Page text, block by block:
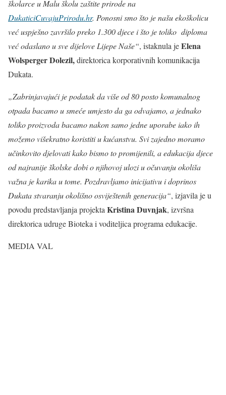
školarce u Malu školu zaštite prirode na
DukaticiCuvajuPrirodu.hr. Ponosni smo što je našu ekoškolicu
već uspješno završilo preko 1.300 djece i što je toliko diploma
već odaslano u sve dijelove Lijepe Naše“, istaknula jeElena
Wolsperger Dolezil,direktorica korporativnih komunikacija
Dukata.
„Zabrinjavajući je podatak da više od 80 posto komunalnog
otpada bacamo u smeće umjesto da ga odvajamo, a jednako
toliko proizvoda bacamo nakon samo jedne uporabe iako ih
možemo višekratno koristiti u kućanstvu. Svi zajedno moramo
učinkovito djelovati kako bismo to promijenili, a edukacija djece
od najranije školske dobi o njihovoj ulozi u očuvanju okoliša
važna je karika u tome. Pozdravljamo inicijativu i doprinos
Dukata stvaranju okolišno osviještenih generacija“, izjavila je u
povodu predstavljanja projektaKristina Duvnjak, izvršna
direktorica udruge Bioteka i voditeljica programa edukacije.
MEDIA VAL